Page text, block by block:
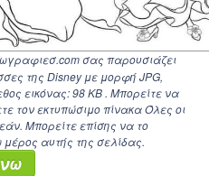
σας παρουσιάζει
της Disney με μορφή JPG,
εικόνας: 98 KB . Μπορείτε να
τον εκτυπώσιμο πίνακα Όλες οι
Μπορείτε επίσης να το
αυτής της σελίδας.